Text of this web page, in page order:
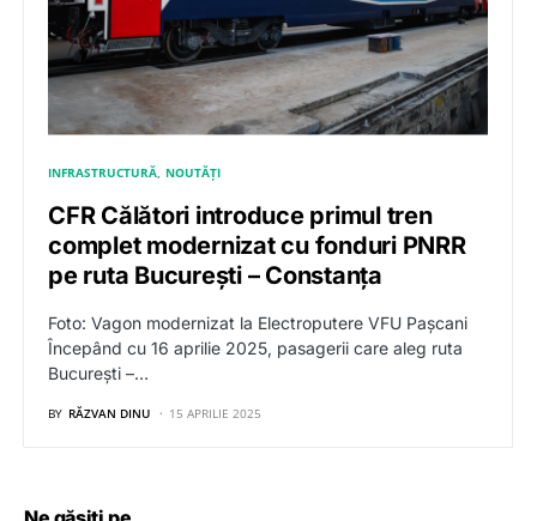
INFRASTRUCTURĂ NOUTĂȚI
CFR Călători introduce primul tren
complet modernizat cu fonduri PNRR
pe ruta București – Constanța
Foto: Vagon modernizat la Electroputere VFU Pașcani
Începând cu 16 aprilie 2025, pasagerii care aleg ruta
București –…
BY RĂZVAN DINU 15 APRILIE 2025